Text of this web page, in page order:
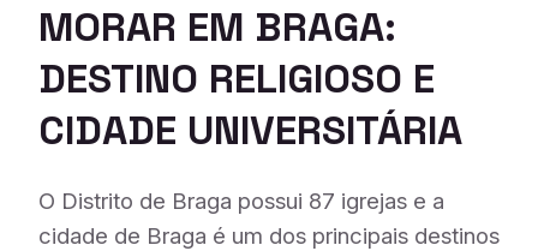
MORAR EM BRAGA:
DESTINO RELIGIOSO E
CIDADE UNIVERSITÁRIA
O Distrito de Braga possui 87 igrejas e a
cidade de Braga é um dos principais destinos